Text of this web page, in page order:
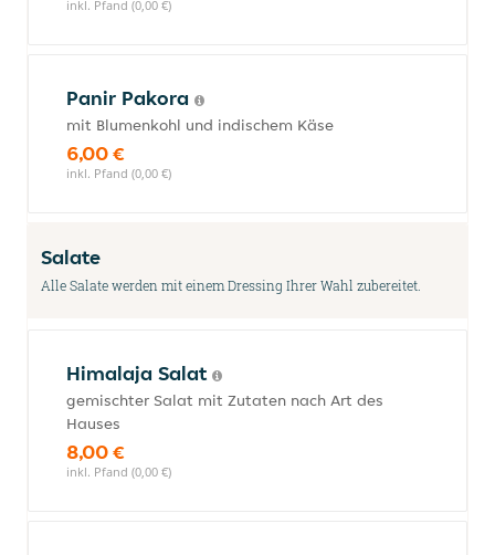
inkl. Pfand (0,00 €)
Panir Pakora
mit Blumenkohl und indischem Käse
6,00 €
inkl. Pfand (0,00 €)
Salate
Alle Salate werden mit einem Dressing Ihrer Wahl zubereitet.
Himalaja Salat
gemischter Salat mit Zutaten nach Art des
Hauses
8,00 €
inkl. Pfand (0,00 €)